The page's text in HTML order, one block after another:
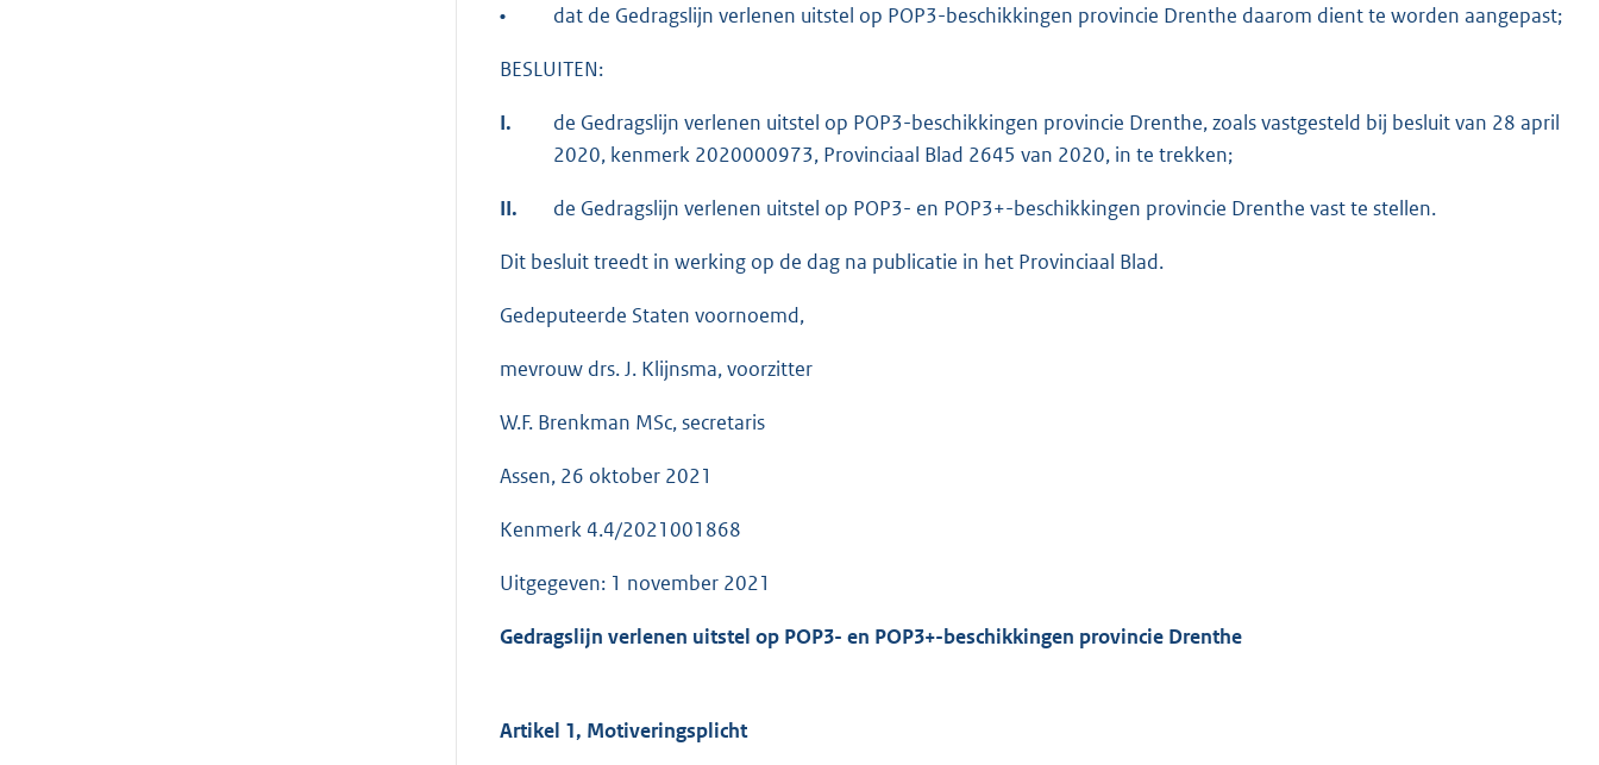
• dat de Gedragslijn verlenen uitstel op POP3-beschikkingen provincie Drenthe daarom dient te worden aangepast;
BESLUITEN:
I.
de Gedragslijn verlenen uitstel op POP3-beschikkingen provincie Drenthe, zoals vastgesteld bij besluit van 28 april
2020, kenmerk 2020000973, Provinciaal Blad 2645 van 2020, in te trekken;
II. de Gedragslijn verlenen uitstel op POP3- en POP3+-beschikkingen provincie Drenthe vast te stellen.
Dit besluit treedt in werking op de dag na publicatie in het Provinciaal Blad.
Gedeputeerde Staten voornoemd,
mevrouw drs. J. Klijnsma, voorzitter
W.F. Brenkman MSc, secretaris
Assen, 26 oktober 2021
Kenmerk 4.4/2021001868
Uitgegeven: 1 november 2021
Gedragslijn verlenen uitstel op POP3- en POP3+-beschikkingen provincie Drenthe
Artikel 1, Motiveringsplicht